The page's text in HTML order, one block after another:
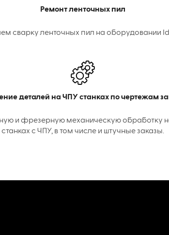
Ремонт ленточных пил
сварку ленточных пил на оборудовании
деталей на ЧПУ станках по чертежам
и фрезерную механическую обработку
станках с ЧПУ, в том числе и штучные заказы.